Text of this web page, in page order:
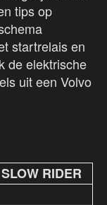
tips op
startrelais en
de elektrische
uit een Volvo
RIDER